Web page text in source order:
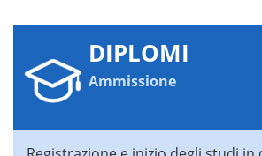
DIPLOMI
Ammissione